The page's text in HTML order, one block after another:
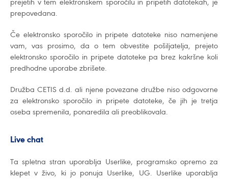
prejetih v tem elektronskem sporočilu in pripetih datotekah, je
prepovedana.
Če elektronsko sporočilo in pripete datoteke niso namenjene
vam, vas prosimo, da o tem obvestite pošiljatelja, prejeto
elektronsko sporočilo in pripete datoteke pa brez kakršne koli
predhodne uporabe zbrišete.
Družba CETIS d.d. ali njene povezane družbe niso odgovorne
za elektronsko sporočilo in pripete datoteke, če jih je tretja
oseba spremenila, ponaredila ali preoblikovala.
Live chat
Ta spletna stran uporablja Userlike, programsko opremo za
klepet v živo, ki jo ponuja Userlike, UG. Userlike uporablja